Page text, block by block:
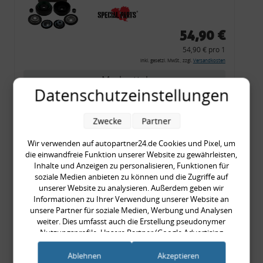
54,90 €
54,90 € pro 1
inkl. gesetzl. MwSt., zzgl. Versandkosten
Merkzettel
Zum Artikel
Rückleuchtenband mit
Blinker, rot, US-Ecken,
Audi 80 Cabrio, Typ 89,
OE-Nr.: 8G0945225 +
8G0945225C
999,99 €
999,99 € pro 1
Datenschutzeinstellungen
Wir verwenden auf autopartner24.de Cookies und Pixel, um
die einwandfreie Funktion unserer Website zu gewährleisten,
Inhalte und Anzeigen zu personalisieren, Funktionen für
soziale Medien anbieten zu können und die Zugriffe auf
unserer Website zu analysieren. Außerdem geben wir
Informationen zu Ihrer Verwendung unserer Website an
unsere Partner für soziale Medien, Werbung und Analysen
weiter. Dies umfasst auch die Erstellung pseudonymer
Nutzungsprofile. Unsere Partner (Google Advertising
Products) führen diese Informationen möglicherweise mit
weiteren Daten zusammen, die Sie ihnen bereitgestellt haben
Zwecke Partner
Ablehnen Akzeptieren